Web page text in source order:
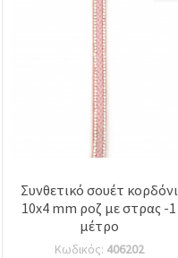
Συνθετικό σουέτ κορδόνι
10x4 mm ροζ με στρας -1
μέτρο
Κωδικός: 406202